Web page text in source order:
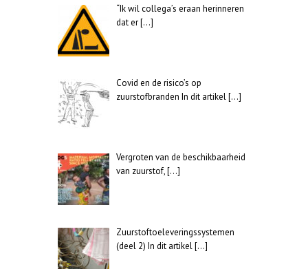
“Ik wil collega’s eraan herinneren
dat er[…]
Covid en de risico’s op
zuurstofbranden In dit artikel[…]
Vergroten van de beschikbaarheid
van zuurstof,[…]
Zuurstoftoeleveringssystemen
(deel 2) In dit artikel[…]